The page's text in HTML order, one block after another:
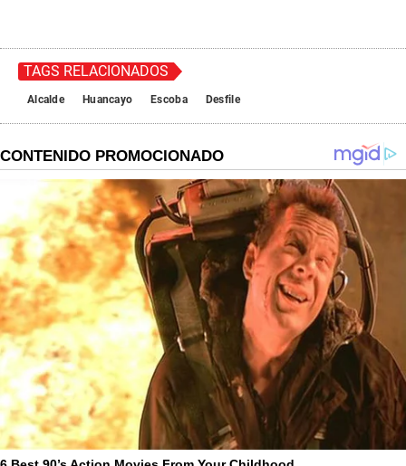
TAGS RELACIONADOS
Alcalde Huancayo Escoba Desfile